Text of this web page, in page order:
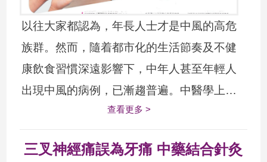
以往大家都認為，年長人士才是中風的高危
族群。然而，隨着都市化的生活節奏及不健
康飲食習慣深遠影響下，中年人甚至年輕人
出現中風的病例，已漸趨普遍。中醫學上針
對此症有其整體的預防及治療方案，能從根
查看更多 >
三叉神經痛誤為牙痛 中藥結合針灸